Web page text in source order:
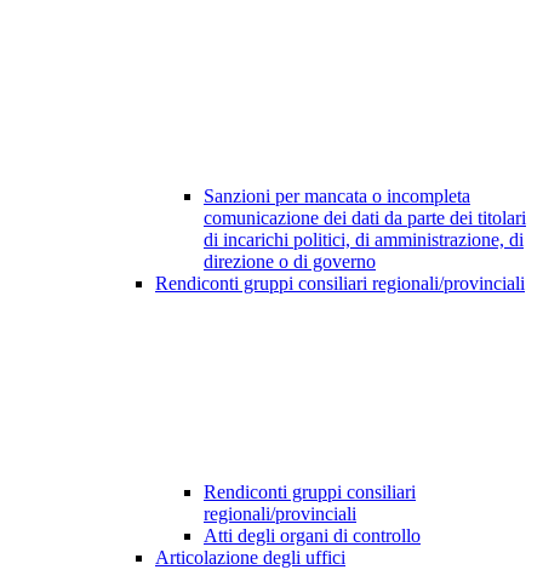
Sanzioni per mancata o incompleta
comunicazione dei dati da parte dei titolari
di incarichi politici, di amministrazione, di
direzione o di governo
Rendiconti gruppi consiliari regionali/provinciali
Rendiconti gruppi consiliari
regionali/provinciali
Atti degli organi di controllo
Articolazione degli uffici